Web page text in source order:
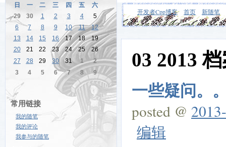
开发者Cpp博客 首页 新随笔
日
一 二 三 四 五
六
29
30 1 2 3 4
5
6
7 8 9 10 11
12
13
14 15 16 17 18
19
20
21 22 23 24 25
26
27
28 29 30 31 1
2
3
4 5 6 7 8 9
常用链接
我的随笔
我的评论
我参与的随笔
03 2013
一些疑问。
posted @
编辑